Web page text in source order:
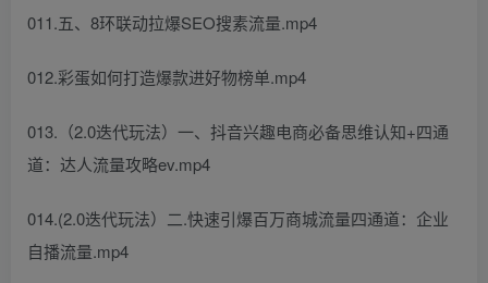
011.五、8环联动拉爆SEO搜素流量.mp4
012.彩蛋如何打造爆款进好物榜单.mp4
013.（2.0迭代玩法）一、抖音兴趣电商必备思维认知+四通
道：达人流量攻略ev.mp4
014.(2.0迭代玩法）二.快速引爆百万商城流量四通道：企业
自播流量.mp4